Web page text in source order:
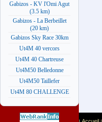
Gabizos - KV l'Omi Agut
(3.5 km)
Gabizos - La Berbeillet
(20 km)
Gabizos Sky Race 30km
Ut4M 40 vercors
Ut4M 40 Chartreuse
Ut4M50 Belledonne
Ut4M50 Taillefer
Ut4M 80 CHALLENGE